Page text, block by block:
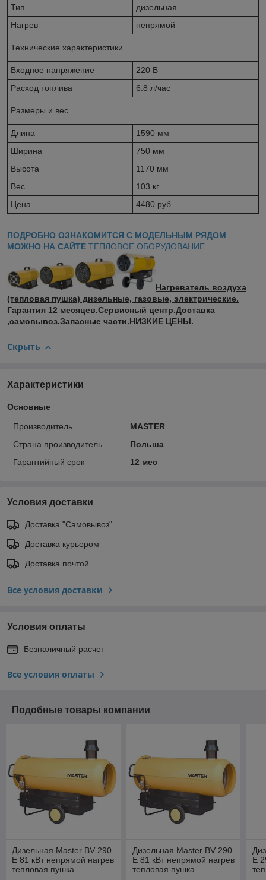
Тип
дизельная
Нагрев
непрямой
Технические характеристики
Входное напряжение
220 В
Расход топлива
6.8 л/час
Размеры и вес
Длина
1590 мм
Ширина
750 мм
Высота
1170 мм
Вес
103 кг
Цена
4480 руб
ПОДРОБНО ОЗНАКОМИТСЯ С МОДЕЛЬНЫМ РЯДОМ
МОЖНО НА САЙТЕ ТЕПЛОВОЕ ОБОРУДОВАНИЕ
Нагреватель воздуха
(тепловая пушка) дизельные, газовые, электрические.
Гарантия 12 месяцев.Сервисный центр.Доставка
,самовывоз.Запасные части.НИЗКИЕ ЦЕНЫ.
Скрыть
Характеристики
Основные
Производитель
MASTER
Страна производитель
Польша
Гарантийный срок
12 мес
Условия доставки
Доставка "Самовывоз"
Доставка курьером
Доставка почтой
Все условия доставки
Условия оплаты
Безналичный расчет
Все условия оплаты
Подобные товары компании
Дизельная Master BV 290
E 81 кВт непрямой нагрев
тепловая пушка
Дизельная Master BV 290
E 81 кВт непрямой нагрев
тепловая пушка
E